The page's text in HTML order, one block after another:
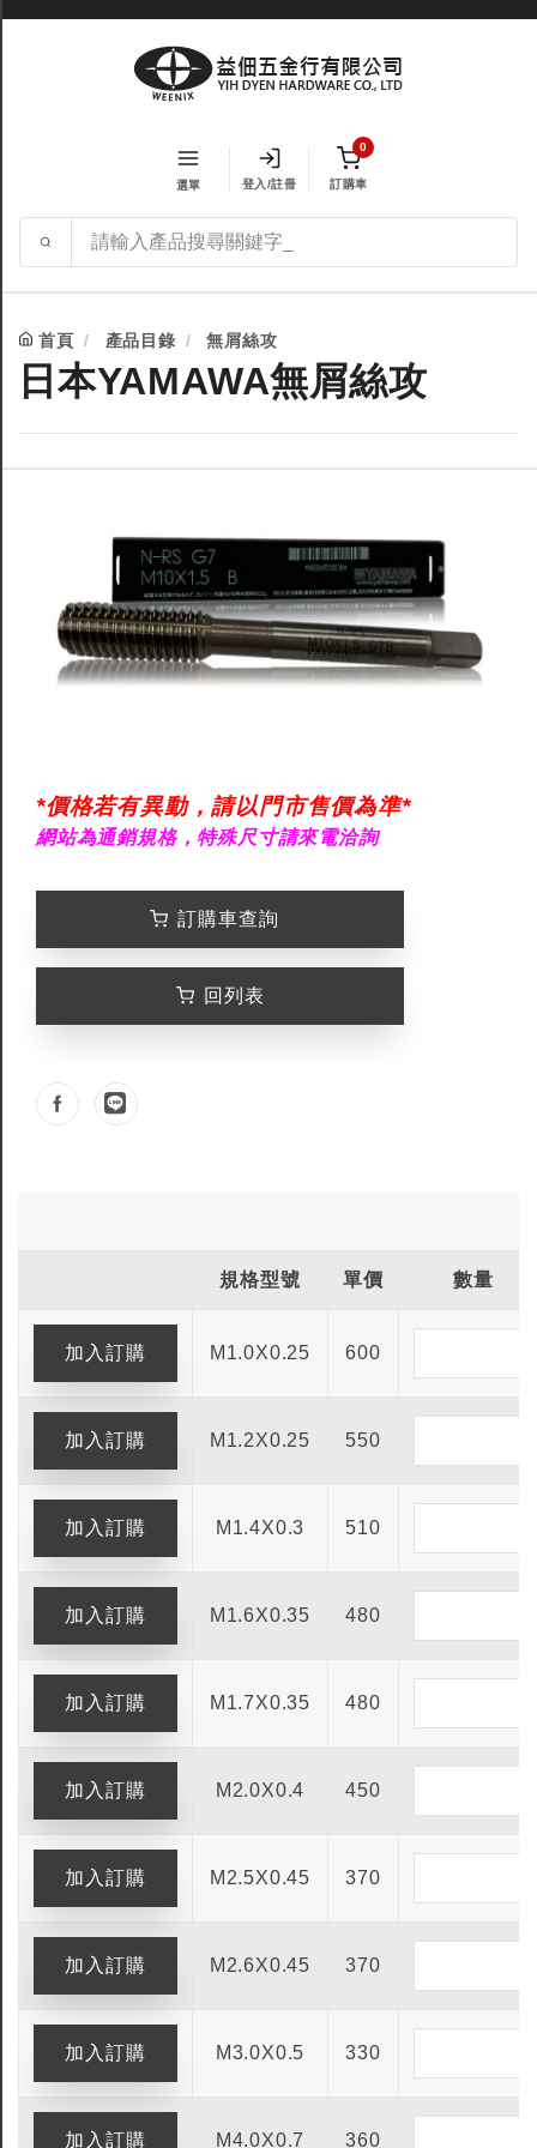
選單 登入/註冊
0
訂購車
首頁 產品目錄 無屑絲攻
日本YAMAWA無屑絲攻
*價格若有異動，請以門市售價為準*
網站為通銷規格，特殊尺寸請來電洽詢
訂購車查詢
回列表
規格型號 單價 數量
M1.0X0.25 600
M1.2X0.25 550
M1.4X0.3 510
M1.6X0.35 480
M1.7X0.35 480
M2.0X0.4 450
M2.5X0.45 370
M2.6X0.45 370
M3.0X0.5 330
M4.0X0.7 360